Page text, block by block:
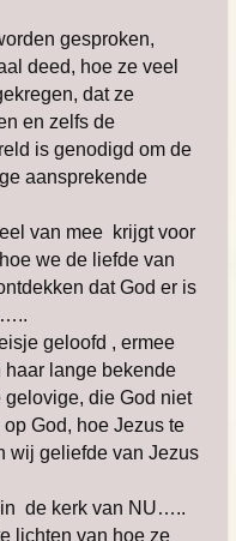
gesproken,
deed, hoe ze veel
dat ze
en zelfs de
is genodigd om de
aansprekende
van mee krijgt voor
we de liefde van
dat God er is
geloofd , ermee
lange bekende
die God niet
God, hoe Jezus te
wij geliefde van Jezus
de kerk van NU…..
lichten van hoe ze